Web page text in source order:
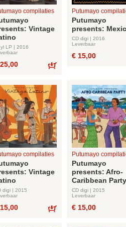
compilaties
Vintage
LP | 2016
Putumayo
Putumayo
presents:
CD digi | 2016
Leverbaar
€ 15,00
compilaties
Vintage
digi | 2015
Putumayo
Putumayo
presents: Afro-
Caribbean Party
CD digi | 2015
Leverbaar
€ 15,00